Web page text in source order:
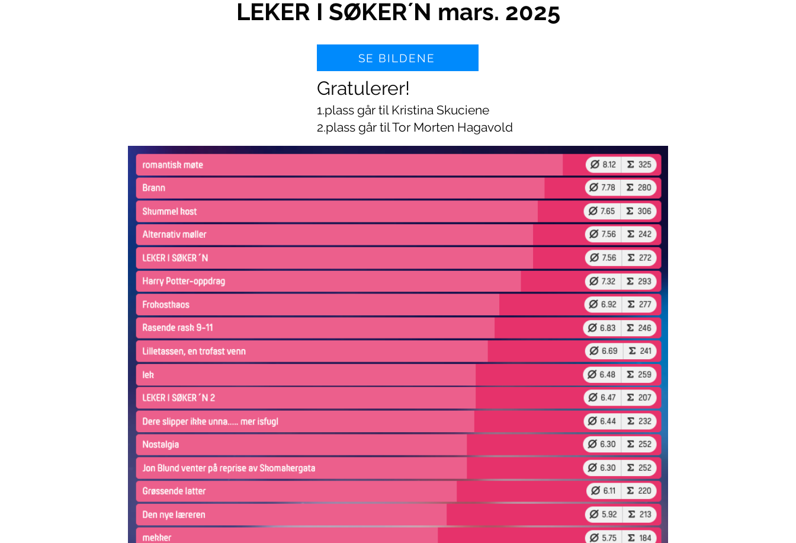
LEKER I SØKER´N mars. 2025
SE BILDENE
Gratulerer!
1.plass går til Kristina Skuciene
2.plass går til Tor Morten Hagavold